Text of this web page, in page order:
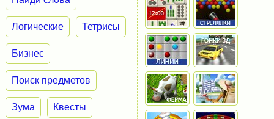
Логические Тетрисы
Бизнес
Поиск предметов
Зума Квесты